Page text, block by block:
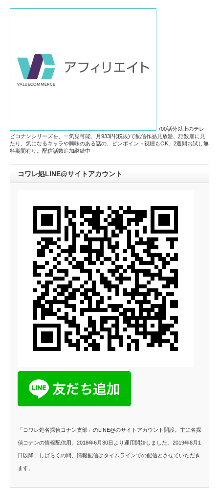
700話分以上のテレ
ビコナンシリーズを、一気見可能。月933円(税抜)で配信作品見放題。話数順に見
たり、気になるキャラや興味のある話の、ピンポイント視聴もOK。2週間お試し無
料期間有り。配信話数追加継続中
コワレ処LINE@サイトアカウント
「コワレ処名探偵コナン支部」のLINE@のサイトアカウント開設。主に名探
偵コナンの情報配信用。2018年6月30日より運用開始しました。2019年8月1
日以降、しばらくの間、情報配信はタイムラインでの配信とさせていただき
ます。